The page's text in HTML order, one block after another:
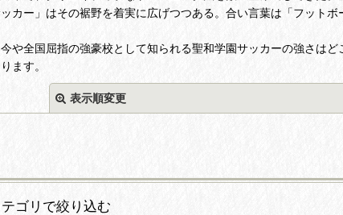
ー」はその裾野を着実に広げつつある。合い言葉は「フットボ
や全国屈指の強豪校として知られる聖和学園サッカーの強さは
ます。
表示順変更
テゴリで絞り込む